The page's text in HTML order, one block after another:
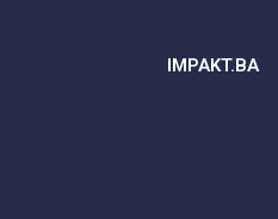
IMPAKT.BA